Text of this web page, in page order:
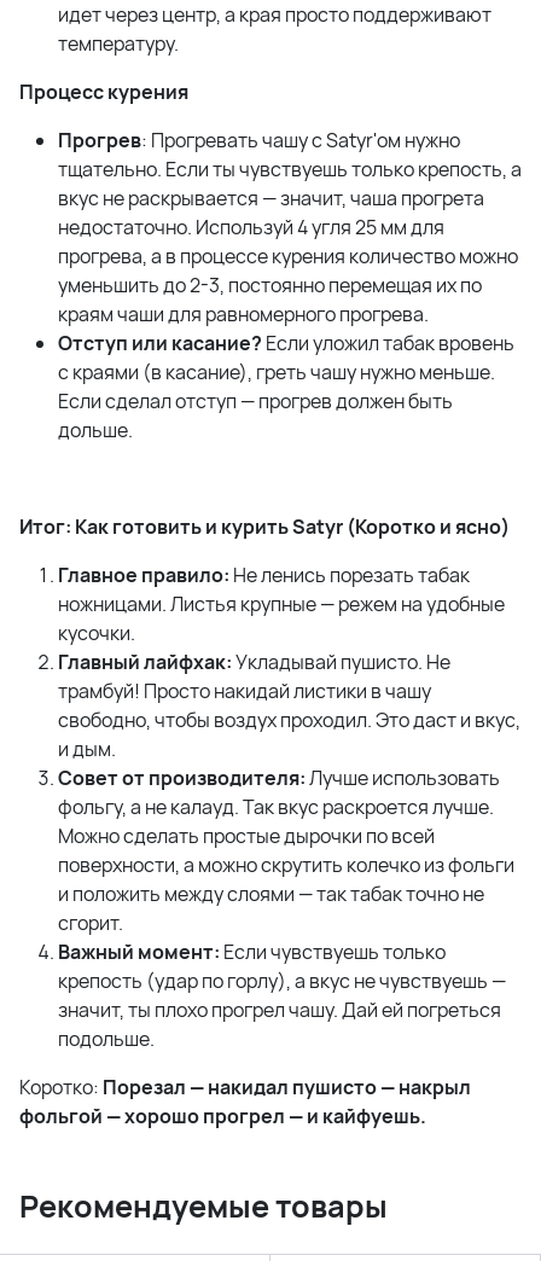
идет через центр, а края просто поддерживают
температуру.
Процесс курения
Прогрев: Прогревать чашу с Satyr'ом нужно
тщательно. Если ты чувствуешь только крепость, а
вкус не раскрывается — значит, чаша прогрета
недостаточно. Используй 4 угля 25 мм для
прогрева, а в процессе курения количество можно
уменьшить до 2-3, постоянно перемещая их по
краям чаши для равномерного прогрева.
Отступ или касание? Если уложил табак вровень
с краями (в касание), греть чашу нужно меньше.
Если сделал отступ — прогрев должен быть
дольше.
Итог: Как готовить и курить Satyr (Коротко и ясно)
Главное правило: Не ленись порезать табак
ножницами. Листья крупные — режем на удобные
кусочки.
Главный лайфхак:Укладывай пушисто. Не
трамбуй! Просто накидай листики в чашу
свободно, чтобы воздух проходил. Это даст и вкус,
и дым.
Совет от производителя:Лучше использовать
фольгу, а не калауд. Так вкус раскроется лучше.
Можно сделать простые дырочки по всей
поверхности, а можно скрутить колечко из фольги
и положить между слоями — так табак точно не
сгорит.
Важный момент: Если чувствуешь только
крепость (удар по горлу), а вкус не чувствуешь —
значит, ты плохо прогрел чашу. Дай ей погреться
подольше.
Коротко: Порезал — накидал пушисто — накрыл
фольгой — хорошо прогрел — и кайфуешь.
Рекомендуемые товары